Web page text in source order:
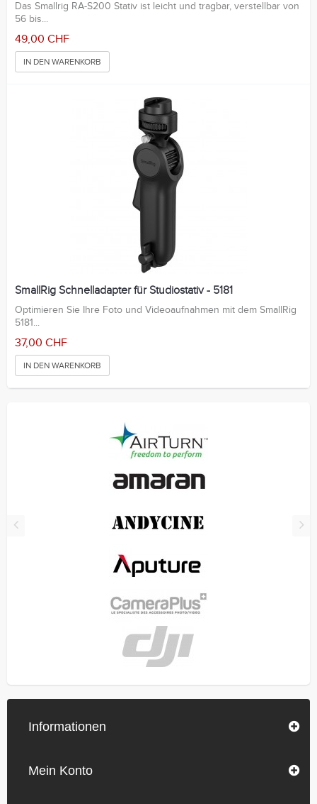
Das Smallrig RA-S200 Stativ ist leicht und tragbar, verstellbar von
56 bis...
49,00 CHF
IN DEN WARENKORB
SmallRig Schnelladapter für Studiostativ - 5181
Optimieren Sie Ihre Foto und Videoaufnahmen mit dem SmallRig
5181...
37,00 CHF
IN DEN WARENKORB
Informationen
Mein Konto